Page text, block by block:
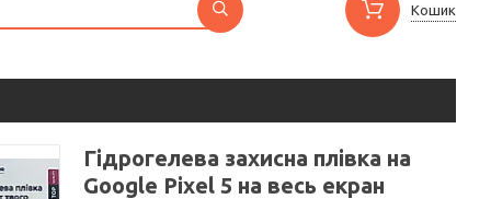
Кошик
Гідрогелева захисна плівка на
Google Pixel 5 на весь екран